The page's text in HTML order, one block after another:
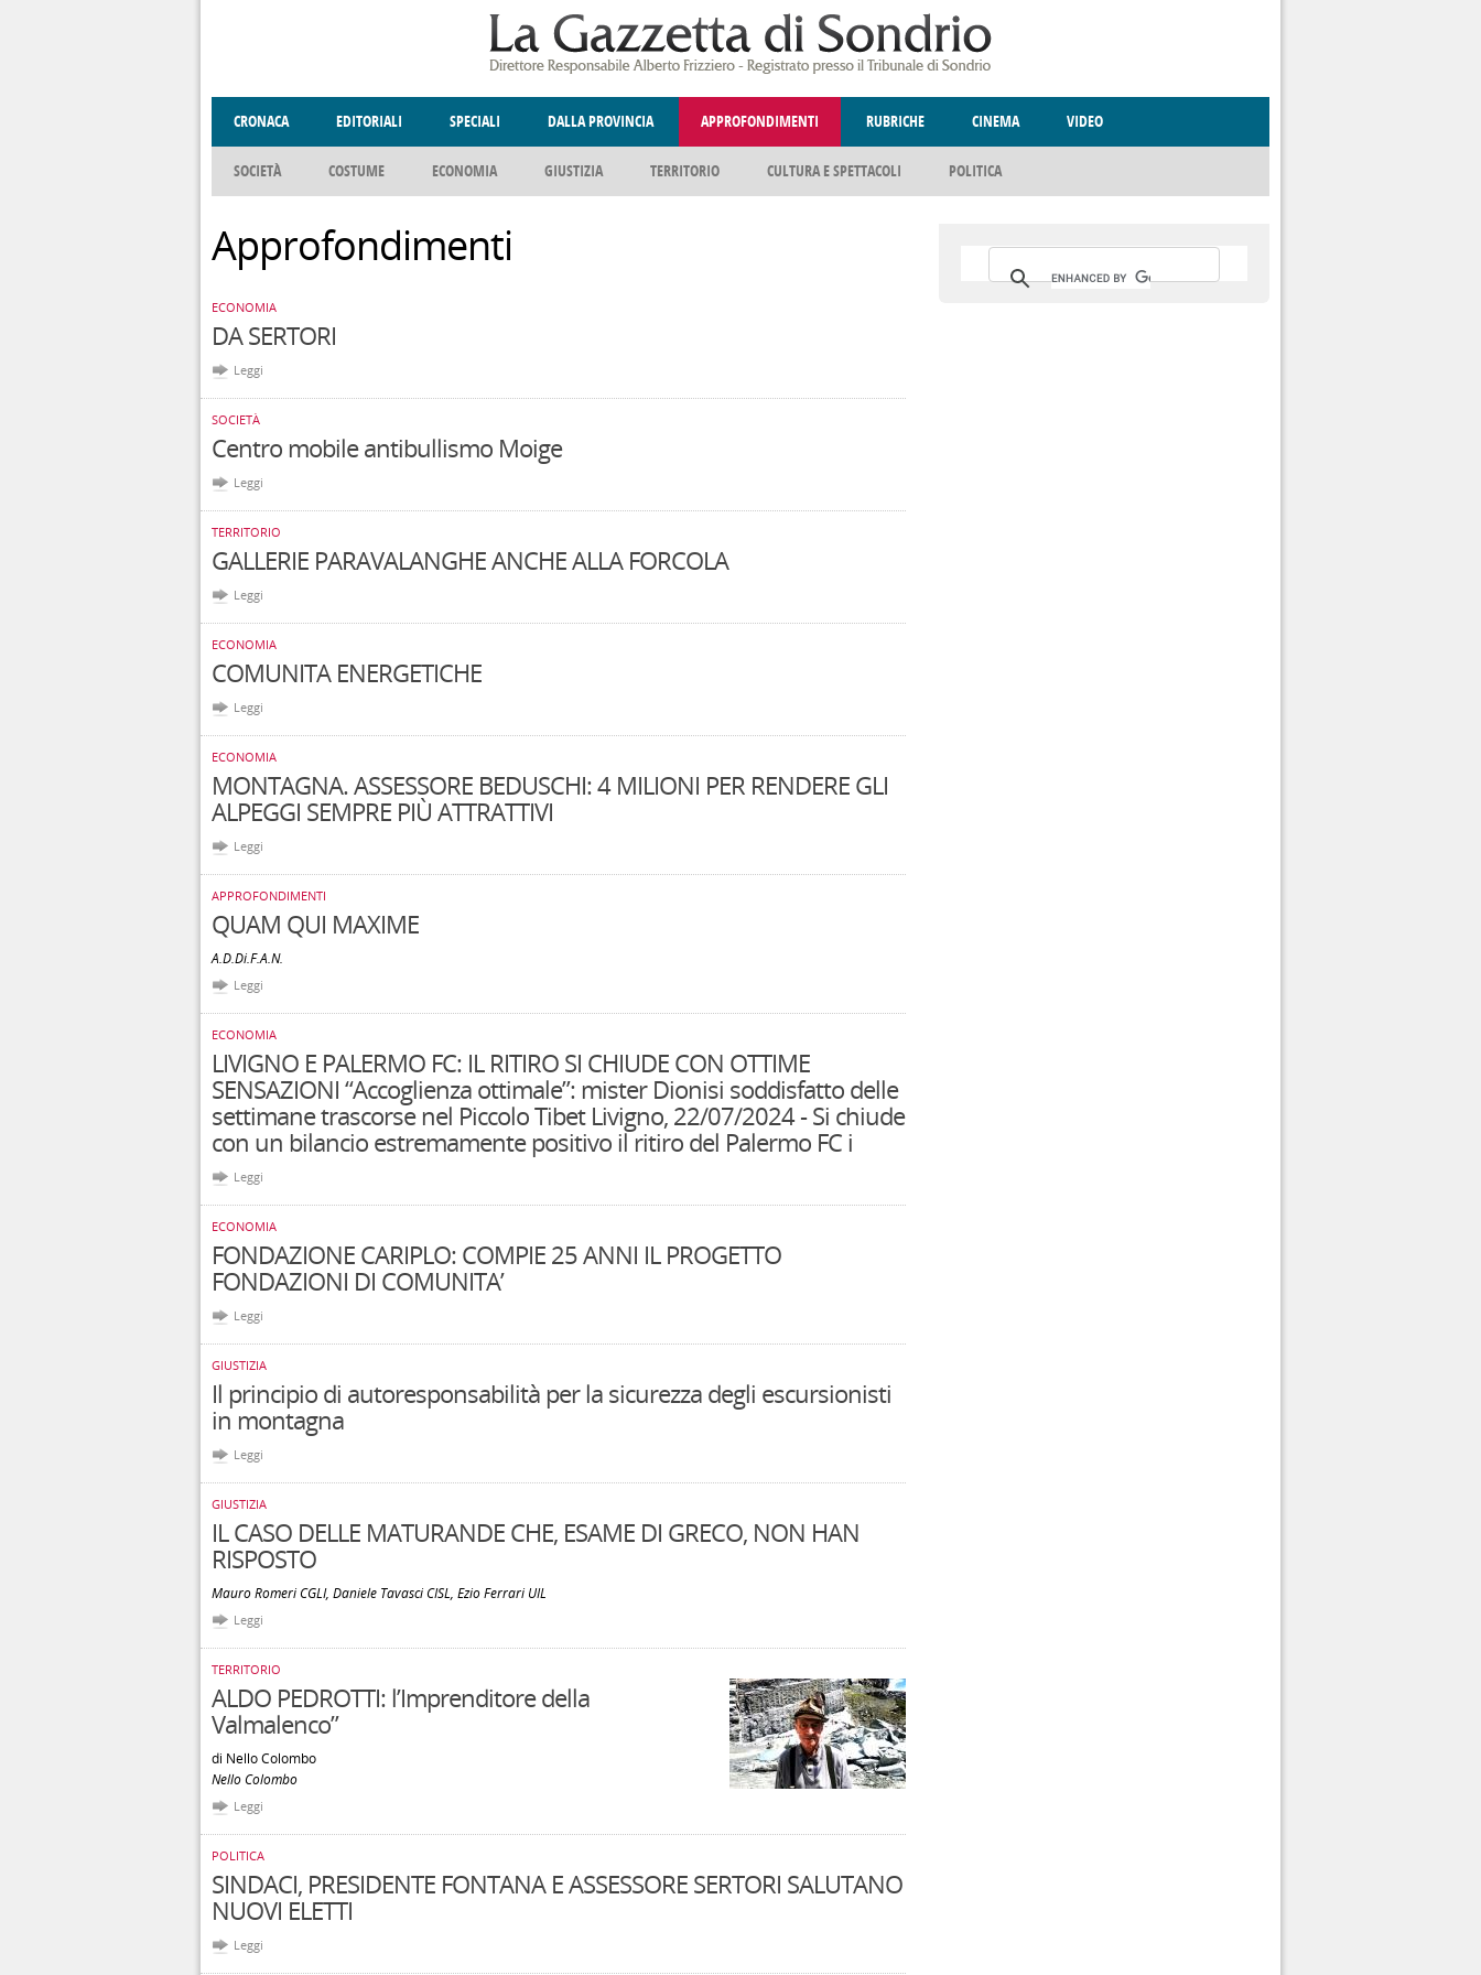
CRONACA EDITORIALI SPECIALI DALLA PROVINCIA APPROFONDIMENTI
SOCIETÀ COSTUME ECONOMIA GIUSTIZIA TERRITORIO CULTURA E SPETTACOLI POLITICA
RUBRICHE CINEMA VIDEO
Approfondimenti
ECONOMIA
DA SERTORI
Leggi
SOCIETÀ
Centro mobile antibullismo Moige
Leggi
TERRITORIO
GALLERIE PARAVALANGHE ANCHE ALLA FORCOLA
Leggi
ECONOMIA
COMUNITA ENERGETICHE
Leggi
ECONOMIA
MONTAGNA. ASSESSORE BEDUSCHI: 4 MILIONI PER RENDERE GLI
ALPEGGI SEMPRE PIÙ ATTRATTIVI
Leggi
APPROFONDIMENTI
QUAM QUI MAXIME
A.D.Di.F.A.N.
Leggi
ECONOMIA
LIVIGNO E PALERMO FC: IL RITIRO SI CHIUDE CON OTTIME
SENSAZIONI “Accoglienza ottimale”: mister Dionisi soddisfatto delle
settimane trascorse nel Piccolo Tibet Livigno, 22/07/2024 - Si chiude
con un bilancio estremamente positivo il ritiro del Palermo FC i
Leggi
ECONOMIA
FONDAZIONE CARIPLO: COMPIE 25 ANNI IL PROGETTO
FONDAZIONI DI COMUNITA’
Leggi
GIUSTIZIA
Il principio di autoresponsabilità per la sicurezza degli escursionisti
in montagna
Leggi
GIUSTIZIA
IL CASO DELLE MATURANDE CHE, ESAME DI GRECO, NON HAN
RISPOSTO
Mauro Romeri CGLI, Daniele Tavasci CISL, Ezio Ferrari UIL
Leggi
TERRITORIO
ALDO PEDROTTI: l’Imprenditore della
Valmalenco”
di Nello Colombo
Nello Colombo
Leggi
POLITICA
SINDACI, PRESIDENTE FONTANA E ASSESSORE SERTORI SALUTANO
NUOVI ELETTI
Leggi